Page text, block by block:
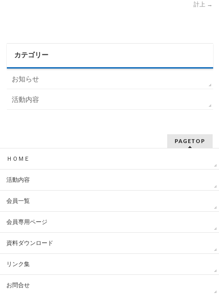
計上 →
カテゴリー
お知らせ
活動内容
PAGETOP
ＨＯＭＥ
活動内容
会員一覧
会員専用ページ
資料ダウンロード
リンク集
お問合せ